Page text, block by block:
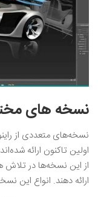
نسخه های
نسخه‌های متعددی از
اولین تاکنون ارائه
از این نسخه‌ها در تلاش
ارائه دهند. انواع این